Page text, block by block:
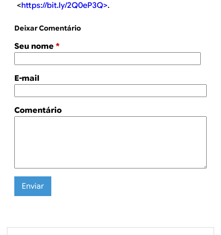
<https://bit.ly/2Q0eP3Q>.
Deixar Comentário
Seu nome *
E-mail
Comentário